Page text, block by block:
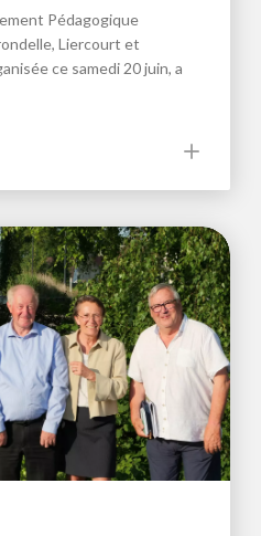
Pédagogique
Liercourt et
ce samedi 20 juin, a